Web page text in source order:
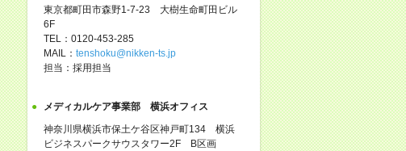
東京都町田市森野1-7-23 大樹生命町田ビル
6F
TEL：0120-453-285
MAIL： tenshoku@nikken-ts.jp
担当：採用担当
メディカルケア事業部 横浜オフィス
神奈川県横浜市保土ケ谷区神戸町134 横浜
ビジネスパークサウスタワー2F B区画